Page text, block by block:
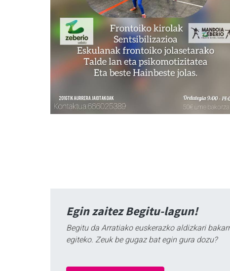
Egin zaitez Begitu-lagun!
Begitu da Arratiako euskerazko aldizkari
egiteko. Zeuk be gugaz bat egin gura dozu?